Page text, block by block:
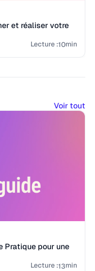
et réaliser votre
Lecture :10min
Voir tout
Pratique pour une
Lecture :13min